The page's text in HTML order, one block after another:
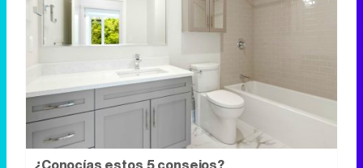
¿Conocías estos 5 consejos?
Consejos infalibles para eliminar la cal
del baño fácil y rápido